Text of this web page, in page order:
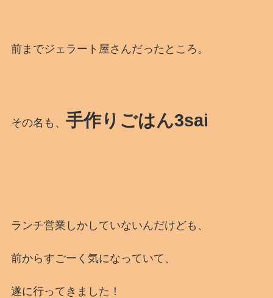
前までジェラート屋さんだったところ。
その名も、 手作りごはん3sai
ランチ営業しかしていないんだけども、
前からすごーく気になっていて、
遂に行ってきました！